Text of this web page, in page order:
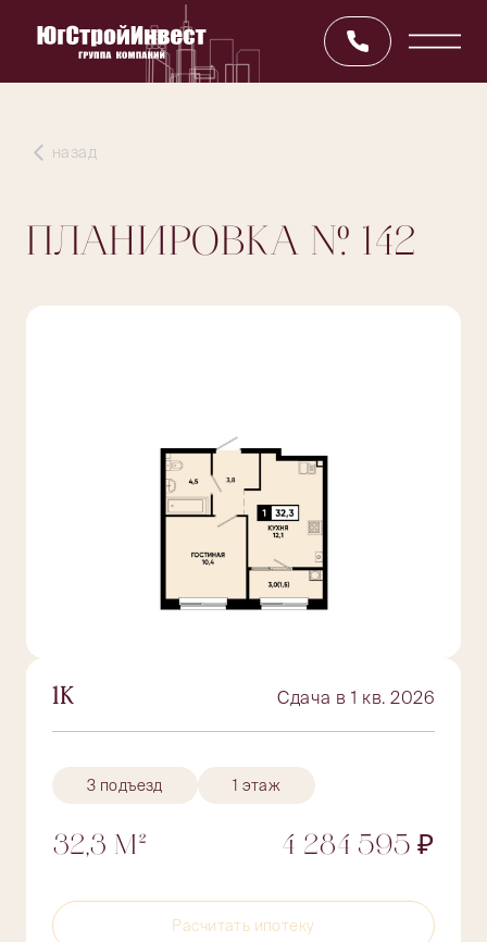
назад
ПЛАНИРОВКА № 142
1К Сдача в 1 кв. 2026
3 подъезд 1 этаж
32,3 М² 4 284 595 ₽
Расчитать ипотеку